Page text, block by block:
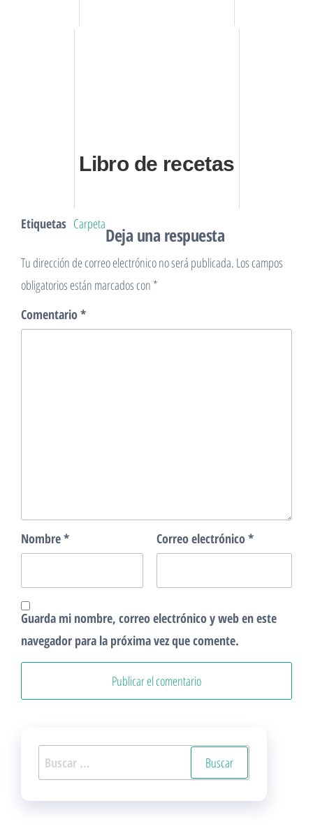
Libro de recetas
Etiquetas CarpetaDeja una respuesta
Tu dirección de correo electrónico no será publicada. Los campos
obligatorios están marcados con *
Comentario*
Nombre* Correo electrónico*
Guarda mi nombre, correo electrónico y web en este
navegador para la próxima vez que comente.
Buscar: